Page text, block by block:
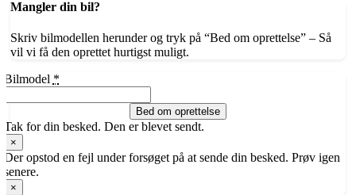
Mangler din bil?
Skriv bilmodellen herunder og tryk på “Bed om oprettelse” – Så
vil vi få den oprettet hurtigst muligt.
Bilmodel *
Bed om oprettelse
Tak for din besked. Den er blevet sendt.
×
Der opstod en fejl under forsøget på at sende din besked. Prøv igen
senere.
×